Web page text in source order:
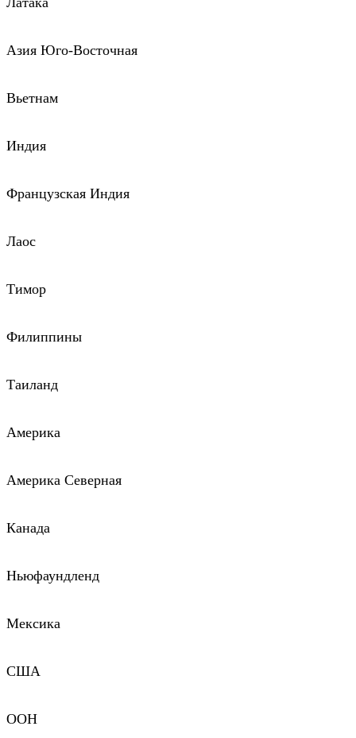
Азия Юго-Восточная
Вьетнам
Индия
Французская Индия
Лаос
Тимор
Филиппины
Таиланд
Америка
Америка Северная
Канада
Ньюфаундленд
Мексика
США
ООН